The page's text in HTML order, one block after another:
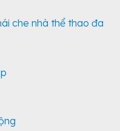
che nhà thể thao đa